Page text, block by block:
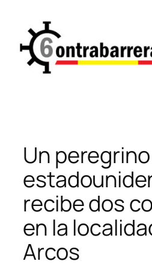
contenido
Un peregrino
recibe dos
en la
Arcos